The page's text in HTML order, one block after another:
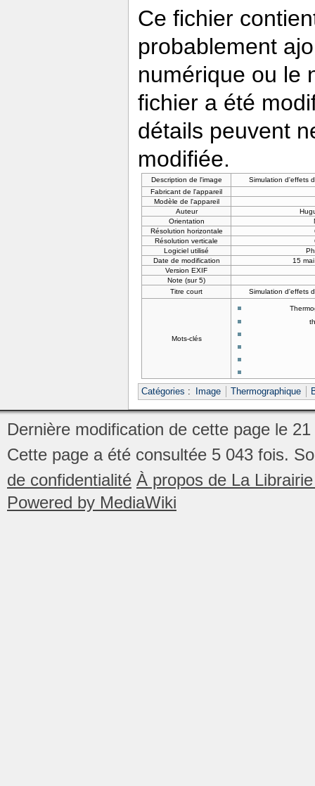
Ce fichier
probablement
numérique ou le
fichier a été
détails peuvent
modifiée.
Description de l'image
Simulation d'effets
Fabricant de l'appareil
Modèle de l'appareil
Auteur
Orientation
Résolution horizontale
Résolution verticale
Logiciel utilisé
Date de modification
15
Version EXIF
Note (sur 5)
Titre court
Simulation d'effets
Mots-clés
Catégories : Image Thermographique
Dernière modification de cette page le
Cette page a été consultée 5 043 fois.
de confidentialité À propos de La
Powered by MediaWiki